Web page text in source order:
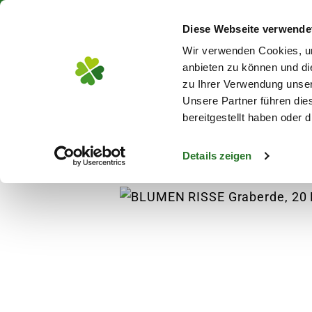
Diese Webseite
Wir verwenden Cookies,
anbieten zu können und
zu Ihrer Verwendung
Unsere Partner führen
bereitgestellt haben oder
Details zeigen
Blumen
Pflanzen Obst, Gemüse & Kräuter Kräuter